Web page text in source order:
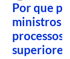
Por que
ministros
processos